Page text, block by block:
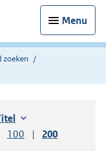
Menu
zoeken
op:
oplopend
per paginaper pagina
Toon
100 resultaten per
Toon
200